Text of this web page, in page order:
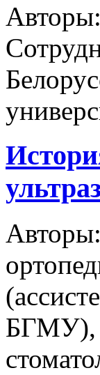
Авторы:
Авторы:
БГМУ),